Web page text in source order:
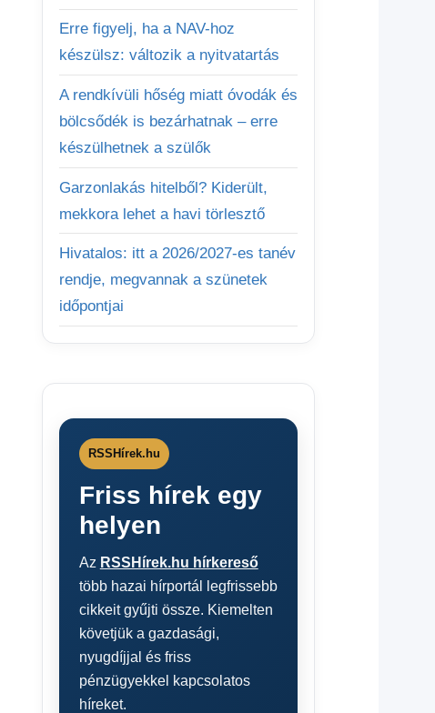
Erre figyelj, ha a NAV-hoz
készülsz: változik a nyitvatartás
A rendkívüli hőség miatt óvodák és
bölcsődék is bezárhatnak – erre
készülhetnek a szülők
Garzonlakás hitelből? Kiderült,
mekkora lehet a havi törlesztő
Hivatalos: itt a 2026/2027-es tanév
rendje, megvannak a szünetek
időpontjai
RSSHírek.hu
Friss hírek egy
helyen
Az RSSHírek.hu hírkereső
több hazai hírportál legfrissebb
cikkeit gyűjti össze. Kiemelten
követjük a gazdasági,
nyugdíjjal és friss
pénzügyekkel kapcsolatos
híreket.